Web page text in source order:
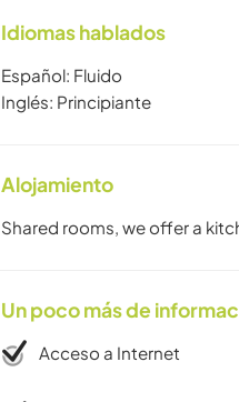
Idiomas hablados
Español: Fluido
Inglés: Principiante
Alojamiento
Shared rooms, we offer a
Un poco más de
Acceso a Internet